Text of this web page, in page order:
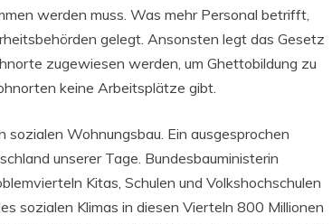
werden muss. Was mehr Personal betrifft,
gelegt. Ansonsten legt das Gesetz
zugewiesen werden, um Ghettobildung zu
keine Arbeitsplätze gibt.
Wohnungsbau. Ein ausgesprochen
unserer Tage. Bundesbauministerin
Kitas, Schulen und Volkshochschulen
sozialen Klimas in diesen Vierteln 800 Millionen